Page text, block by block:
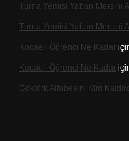
Turna Yemisi Yaban Mersini
Turna Yemisi Yaban Mersini
Kocaeli Öğrenci Ne Kadar
Kocaeli Öğrenci Ne Kadar
Göktürk Alfabesini Kim